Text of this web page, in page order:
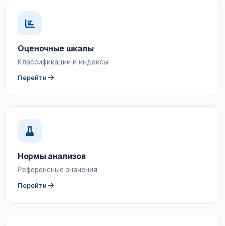
Оценочные шкалы
Классификации и индексы
Перейти
Нормы анализов
Референсные значения
Перейти